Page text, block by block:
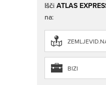
IščiATLAS
na:
BIZI